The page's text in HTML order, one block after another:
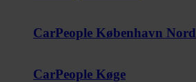
CarPeople København Nord
CarPeople Køge